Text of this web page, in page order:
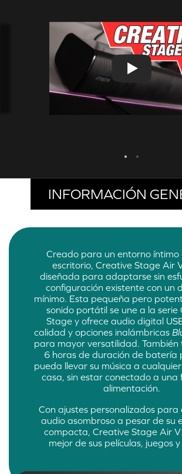
INFORMACIÓN
Creado para un entorno íntimo
escritorio, Creative Stage Air
diseñada para adaptarse sin
configuración existente con un
mínimo. Esta pequeña pero
sonido portátil se une a la serie
Stage y ofrece audio digital
calidad y opciones inalámbricas
para mayor versatilidad. También
6 horas de duración de batería
pueda llevar su música a
casa, sin estar conectado a una
alimentación.
Con ajustes personalizados para
audio asombroso a pesar de su
compacta, Creative Stage Air
mejor de sus películas, juegos